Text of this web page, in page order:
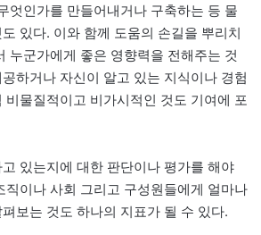
엇인가를 만들어내거나 구축하는 등 물
있다. 이와 함께 도움의 손길을 뿌리치
누군가에게 좋은 영향력을 전해주는 것
하거나 자신이 알고 있는 지식이나 경험
비물질적이고 비가시적인 것도 기여에 포
있는지에 대한 판단이나 평가를 해야
직이나 사회 그리고 구성원들에게 얼마나
보는 것도 하나의 지표가 될 수 있다.